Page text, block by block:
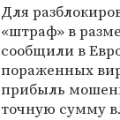
Для
«штраф» в
сообщили в
пораженных
прибыль
точную сумму